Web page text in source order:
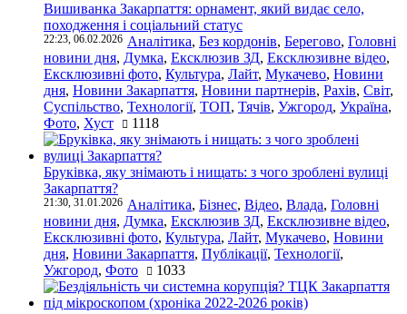
Вишиванка Закарпаття: орнамент, який видає село,
походження і соціальний статус
22:23, 06.02.2026 Аналітика, Без кордонів, Берегово, Головні
новини дня, Думка, Ексклюзив ЗД, Ексклюзивне відео,
Ексклюзивні фото, Культура, Лайт, Мукачево, Новини
дня, Новини Закарпаття, Новини партнерів, Рахів, Світ,
Суспільство, Технології, ТОП, Тячів, Ужгород, Україна,
Фото, Хуст 1118
Бруківка, яку знімають і нищать: з чого зроблені вулиці
Закарпаття?
21:30, 31.01.2026 Аналітика, Бізнес, Відео, Влада, Головні
новини дня, Думка, Ексклюзив ЗД, Ексклюзивне відео,
Ексклюзивні фото, Культура, Лайт, Мукачево, Новини
дня, Новини Закарпаття, Публікації, Технології,
Ужгород, Фото 1033